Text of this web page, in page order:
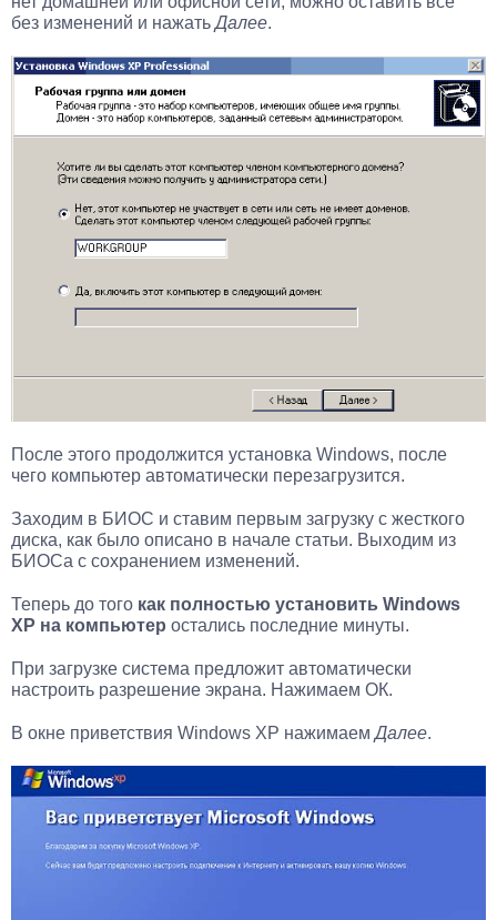
без изменений и нажатьДалее.
После этого продолжится установка Windows, после
чего компьютер автоматически перезагрузится.
Заходим в БИОС и ставим первым загрузку с жесткого
диска, как было описано в начале статьи. Выходим из
БИОСа с сохранением изменений.
Теперь до того как полностью установить Windows
XP на компьютер остались последние минуты.
При загрузке система предложит автоматически
настроить разрешение экрана. Нажимаем ОК.
В окне приветствия Windows XP нажимаемДалее.